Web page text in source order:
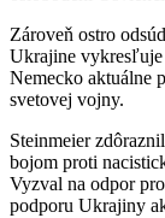
Zároveň ostro
Ukrajine vykresľuje
Nemecko aktuálne
svetovej vojny.
Steinmeier
bojom proti
Vyzval na odpor
podporu Ukrajiny